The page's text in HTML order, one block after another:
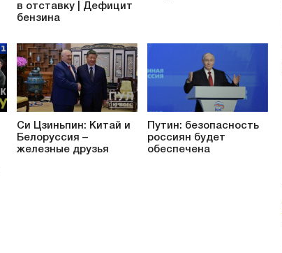
в отставку | Дефицит
бензина
Си Цзиньпин: Китай и
Белоруссия –
железные друзья
Путин: безопасность
россиян будет
обеспечена